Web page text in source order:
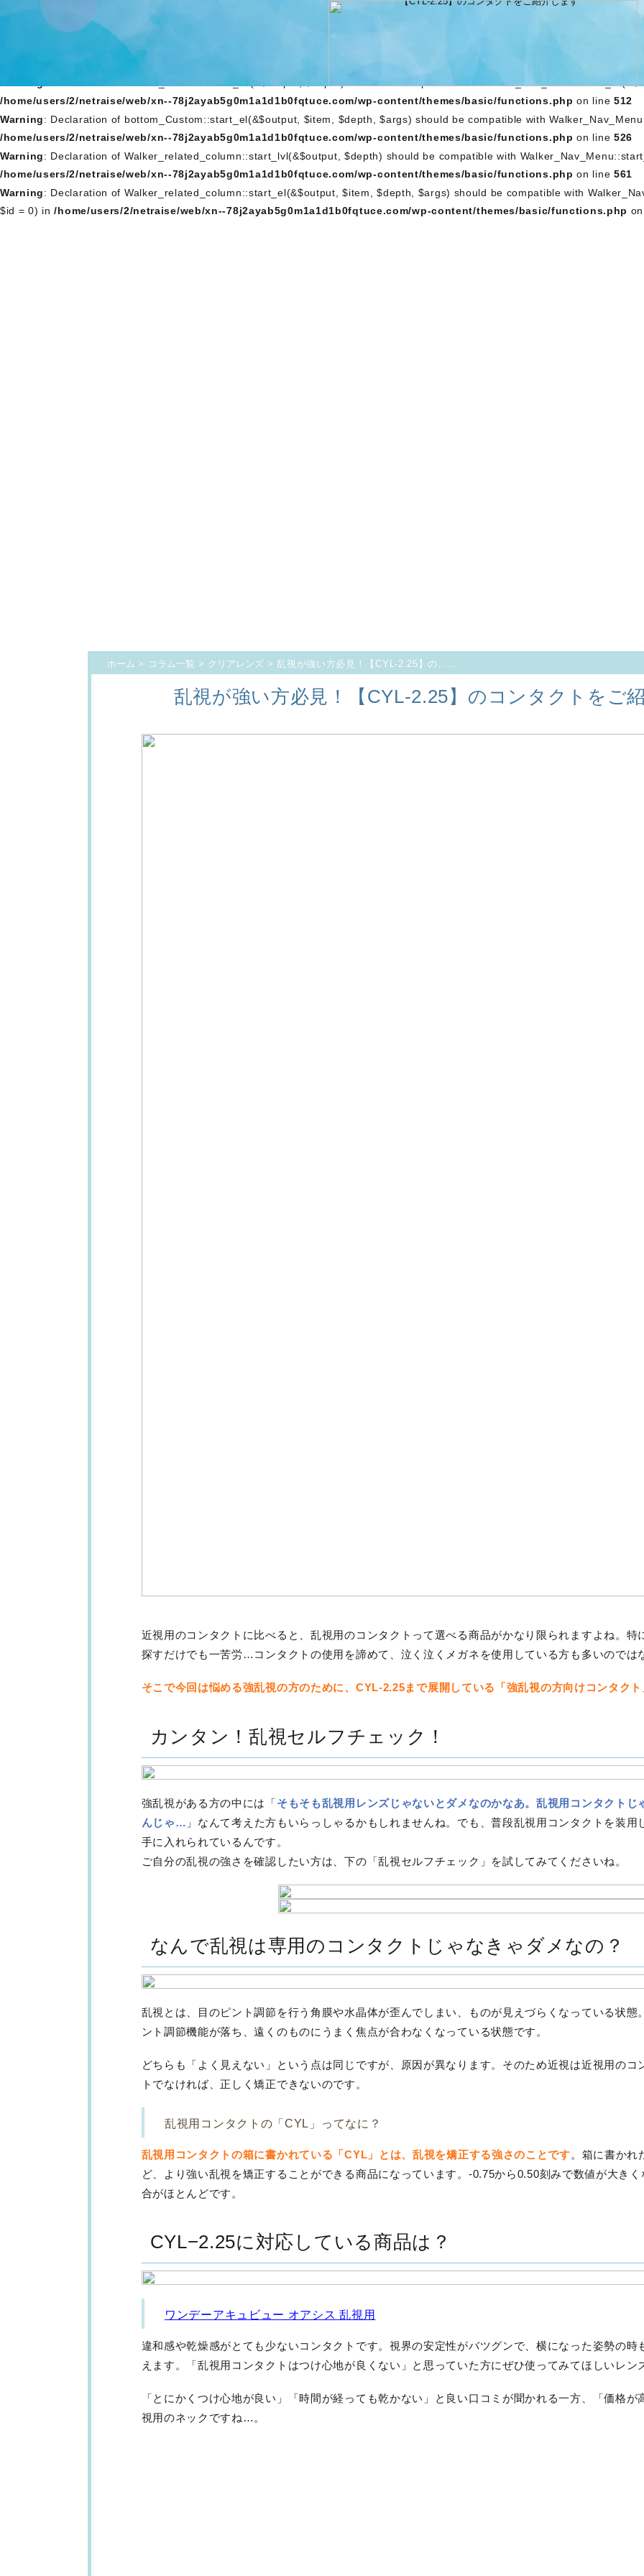
Warning
: Declaration of Walker_Nav_Menu_Custom::start_lvl(&$output, $depth) should be compatible with
/home/users/2/netraise/web/xn--78j2ayab5g0m1a1d1b0fqtuce.com/wp-content/themes/basic/functions.php
: Declaration of Walker_Nav_Menu_Custom::start_el(&$output, $item, $depth, $args) should be compatible with
NULL, $id = 0) in
/home/users/2/netraise/web/xn--78j2ayab5g0m1a1d1b0fqtuce.com/wp-content/themes/basic/
: Declaration of bottom_Custom::start_lvl(&$output, $depth) should be compatible with
/home/users/2/netraise/web/xn--78j2ayab5g0m1a1d1b0fqtuce.com/wp-content/themes/basic/functions.php on line 512
Warning: Declaration of bottom_Custom::start_el(&$output, $item, $depth, $args) should be compatible with
/home/users/2/netraise/web/xn--78j2ayab5g0m1a1d1b0fqtuce.com/wp-content/themes/basic/functions.php on line 526
Warning: Declaration of Walker_related_column::start_lvl(&$output, $depth) should be compatible with
/home/users/2/netraise/web/xn--78j2ayab5g0m1a1d1b0fqtuce.com/wp-content/themes/basic/functions.php on line 561
Warning: Declaration of Walker_related_column::start_el(&$output, $item, $depth, $args) should be compatible with
$id = 0) in/home/users/2/netraise/web/xn--78j2ayab5g0m1a1d1b0fqtuce.com/wp-content/themes/basic/functions.php
ホーム > コラム一覧 > クリアレンズ > 乱視が強い方必見！【CYL-2.25】の……
乱視が強い方必見！【CYL-2.25】のコンタクトをご
近視用のコンタクトに比べると、乱視用のコンタクトって選べる商品がかなり限られますよね。特
探すだけでも一苦労…コンタクトの使用を諦めて、泣く泣くメガネを使用している方も多いのでは
そこで今回は悩める強乱視の方のために、CYL-2.25まで展開している「強乱視の方向けコンタクト
カンタン！乱視セルフチェック！
強乱視がある方の中には「そもそも乱視用レンズじゃないとダメなのかなあ。乱視用コンタクトじ
んじゃ… 」なんて考えた方もいらっしゃるかもしれませんね。でも、普段乱視用コンタクトを装
手に入れられているんです。
ご自分の乱視の強さを確認したい方は、下の「乱視セルフチェック」を試してみてくださいね。
なんで乱視は専用のコンタクトじゃなきゃダメなの？
乱視とは、目のピント調節を行う角膜や水晶体が歪んでしまい、ものが見えづらくなっている状態
ント調節機能が落ち、遠くのものにうまく焦点が合わなくなっている状態です。
どちらも「よく見えない」という点は同じですが、原因が異なります。そのため近視は近視用のコ
トでなければ、正しく矯正できないのです。
乱視用コンタクトの「CYL」ってなに？
乱視用コンタクトの箱に書かれている「CYL」とは、乱視を矯正する強さのことです。箱に書かれ
ど、より強い乱視を矯正することができる商品になっています。-0.75から0.50刻みで数値が大き
合がほとんどです。
CYL−2.25に対応している商品は？
ワンデーアキュビュー オアシス 乱視用
違和感や乾燥感がとても少ないコンタクトです。視界の安定性がバツグンで、横になった姿勢の時
えます。「乱視用コンタクトはつけ心地が良くない」と思っていた方にぜひ使ってみてほしいレン
「とにかくつけ心地が良い」「時間が経っても乾かない」と良い口コミが聞かれる一方、「価格
視用のネックですね…。